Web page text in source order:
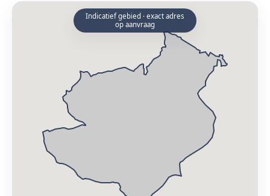
Indicatief gebied · exact adres
op aanvraag